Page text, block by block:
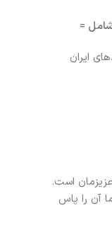
=
ایران
است.
آن را پاس